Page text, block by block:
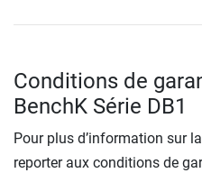
Conditions de
BenchK Série DB1
Pour plus d’information sur
reporter aux conditions de